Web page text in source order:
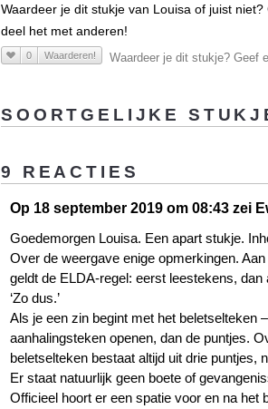
Waardeer je dit stukje van Louisa of juist
deel het met anderen!
0 Waarderen! Waardeer je dit stukje? Geef
SOORTGELIJKE
9 REACTIES
Op 18 september 2019 om 08:43 zei
Goedemorgen Louisa. Een apart stukje.
Over de weergave enige opmerkingen.
geldt de ELDA-regel: eerst leestekens, dan
‘Zo dus.’
Als je een zin begint met het beletselteken
aanhalingsteken openen, dan de puntjes.
beletselteken bestaat altijd uit drie puntjes,
Er staat natuurlijk geen boete of
Officieel hoort er een spatie voor en na het